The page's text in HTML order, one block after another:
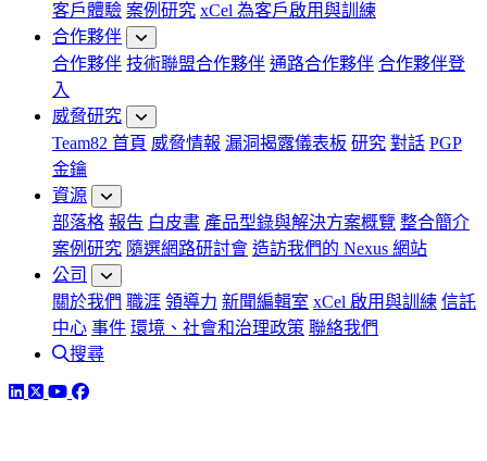
客戶體驗 案例研究 xCel 為客戶啟用與訓練
合作夥伴
合作夥伴 技術聯盟合作夥伴 通路合作夥伴 合作夥伴登
入
威脅研究
Team82 首頁 威脅情報 漏洞揭露儀表板 研究 對話 PGP
金鑰
資源
部落格 報告 白皮書 產品型錄與解決方案概覽 整合簡介
案例研究 隨選網路研討會 造訪我們的 Nexus 網站
公司
關於我們 職涯 領導力 新聞編輯室 xCel 啟用與訓練 信託
中心 事件 環境、社會和治理政策 聯絡我們
搜尋
LinkedIn
TwitterYouTube
Facebook